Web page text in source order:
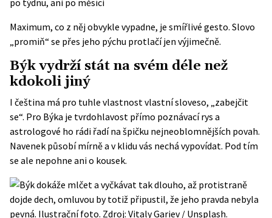
po týdnu, ani po měsíci
Maximum, co z něj obvykle vypadne, je smířlivé gesto. Slovo
„promiň“ se přes jeho pýchu protlačí jen výjimečně.
Býk vydrží stát na svém déle než
kdokoli jiný
I čeština má pro tuhle vlastnost vlastní sloveso, „zabejčit
se“. Pro Býka je tvrdohlavost přímo poznávací rys a
astrologové ho rádi řadí na špičku nejneoblomnějších povah.
Navenek působí mírně a v klidu vás nechá vypovídat. Pod tím
se ale nepohne ani o kousek.